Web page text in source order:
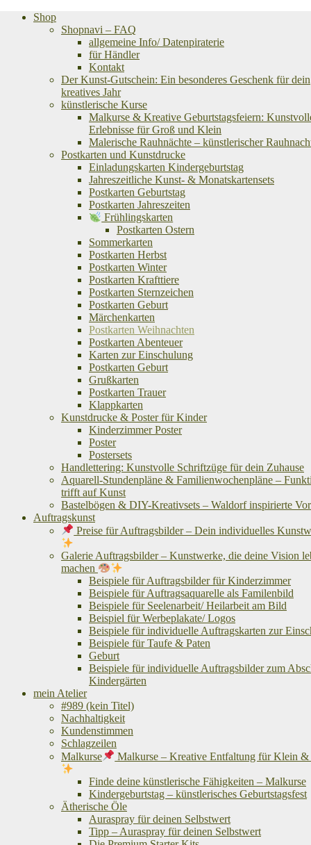
Shop
Shopnavi – FAQ
allgemeine Info/ Datenpiraterie
für Händler
Kontakt
Der Kunst-Gutschein: Ein besonderes Geschenk für dein
kreatives Jahr
künstlerische Kurse
Malkurse & Kreative Geburtstagsfeiern:
Erlebnisse für Groß und Klein
Malerische Rauhnächte – künstlerischer
Postkarten und Kunstdrucke
Einladungskarten Kindergeburtstag
Jahreszeitliche Kunst- & Monatskartensets
Postkarten Geburtstag
Postkarten Jahreszeiten
Frühlingskarten
Postkarten Ostern
Sommerkarten
Postkarten Herbst
Postkarten Winter
Postkarten Krafttiere
Postkarten Sternzeichen
Postkarten Geburt
Märchenkarten
Postkarten Weihnachten
Postkarten Abenteuer
Karten zur Einschulung
Postkarten Geburt
Grußkarten
Postkarten Trauer
Klappkarten
Kunstdrucke & Poster für Kinder
Kinderzimmer Poster
Poster
Postersets
Handlettering: Kunstvolle Schriftzüge für dein Zuhause
Aquarell-Stundenpläne & Familienwochenpläne –
trifft auf Kunst
Bastelbögen & DIY-Kreativsets – Waldorf inspirierte
Auftragskunst
Preise für Auftragsbilder – Dein individuelles
Galerie Auftragsbilder – Kunstwerke, die deine Vision
machen
Beispiele für Auftragsbilder für Kinderzimmer
Beispiele für Auftragsaquarelle als Familenbild
Beispiele für Seelenarbeit/ Heilarbeit am Bild
Beispiel für Werbeplakate/ Logos
Beispiele für individuelle Auftragskarten zur
Beispiele für Taufe & Paten
Geburt
Beispiele für individuelle Auftragsbilder zum
Kindergärten
mein Atelier
#989 (kein Titel)
Nachhaltigkeit
Kundenstimmen
Schlagzeilen
Malkurse
Malkurse – Kreative Entfaltung für Klein
Finde deine künstlerische Fähigkeiten – Malkurse
Kindergeburtstag – künstlerisches Geburtstagsfest
Ätherische Öle
Auraspray für deinen Selbstwert
Tipp – Auraspray für deinen Selbstwert